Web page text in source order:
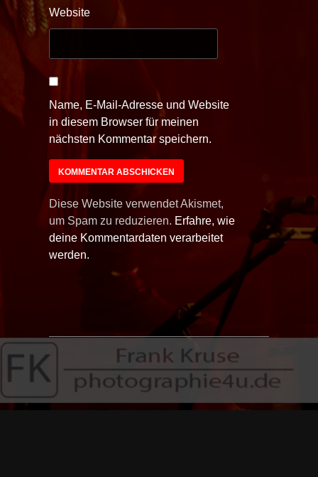
Website
Name, E-Mail-Adresse und Website
in diesem Browser für meinen
nächsten Kommentar speichern.
Diese Website verwendet Akismet,
um Spam zu reduzieren. Erfahre, wie
deine Kommentardaten verarbeitet
werden.